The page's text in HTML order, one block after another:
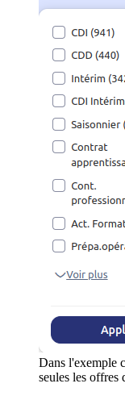
Dans l'exemple
seules les offres